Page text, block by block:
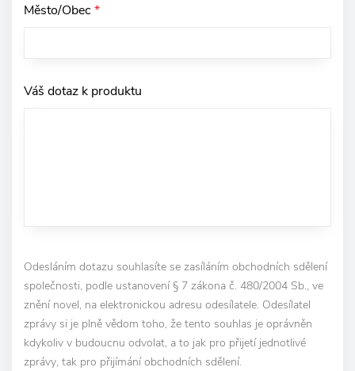
Město/Obec*
Váš dotaz k produktu
Odesláním dotazu souhlasíte se zasíláním obchodních sdělení
společnosti, podle ustanovení § 7 zákona č. 480/2004 Sb., ve
znění novel, na elektronickou adresu odesílatele. Odesílatel
zprávy si je plně vědom toho, že tento souhlas je oprávněn
kdykoliv v budoucnu odvolat, a to jak pro přijetí jednotlivé
zprávy, tak pro přijímání obchodních sdělení.